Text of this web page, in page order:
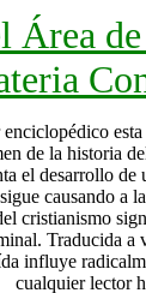
Área